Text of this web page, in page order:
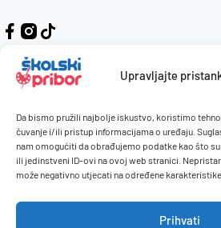
Upravljajte
Da bismo pružili najbolje iskustvo, koristimo
čuvanje i/ili pristup informacijama o uređaju.
nam omogućiti da obrađujemo podatke kao što
ili jedinstveni ID-ovi na ovoj web stranici.
može negativno utjecati na određene
Prihvati
Kontakt
O nama
Uvjeti
Politika privatnosti